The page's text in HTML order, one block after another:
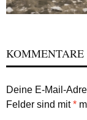
KOMMENTARE
Deine E-Mail-
Felder sind mit*